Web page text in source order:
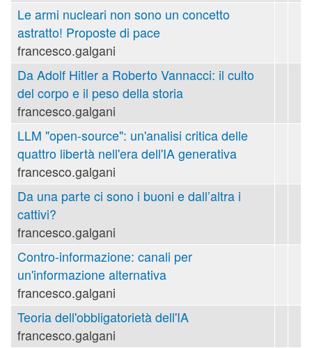
Le armi nucleari non sono un concetto
astratto! Proposte di pace
francesco.galgani
Da Adolf Hitler a Roberto Vannacci: il culto
del corpo e il peso della storia
francesco.galgani
LLM "open-source": un'analisi critica delle
quattro libertà nell'era dell'IA generativa
francesco.galgani
Da una parte ci sono i buoni e dall’altra i
cattivi?
francesco.galgani
Contro-informazione: canali per
un'informazione alternativa
francesco.galgani
Teoria dell'obbligatorietà dell'IA
francesco.galgani